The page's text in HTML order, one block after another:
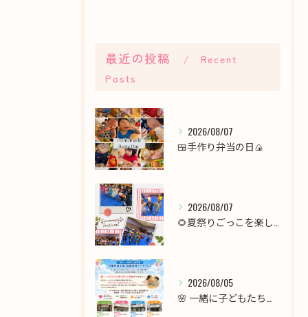
最近の投稿
Recent
Posts
2026/08/07
🍱手作り弁当の日🍙
2026/08/07
🌻夏祭りごっこを楽しみました！🎆
2026/08/05
🌸 一緒に子どもたちの未来を育てませんか？職員募集 🌸